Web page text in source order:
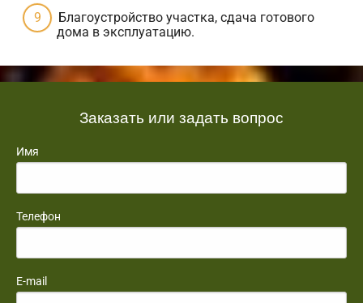
Благоустройство участка, сдача готового
дома в эксплуатацию.
Заказать или задать вопрос
Имя
Телефон
E-mail